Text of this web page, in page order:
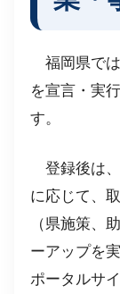
福岡県では
を宣言・実
す。
登録後は、
に応じて、
（県施策、
ーアップを
ポータルサ